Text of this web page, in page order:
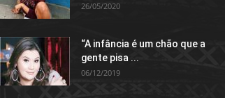
26/05/2020
“A infância é um chão que a
gente pisa ...
06/12/2019